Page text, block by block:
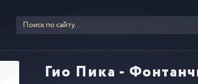
Гио Пика -